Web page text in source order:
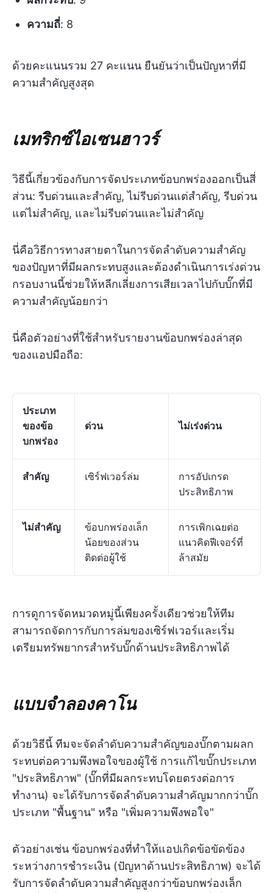
ความถี่: 8
ด้วยคะแนนรวม 27 คะแนน ยืนยันว่าเป็นปัญหาที่มี
ความสำคัญสูงสุด
เมทริกซ์ไอเซนฮาวร์
วิธีนี้เกี่ยวข้องกับการจัดประเภทข้อบกพร่องออกเป็นสี่
ส่วน: รีบด่วนและสำคัญ, ไม่รีบด่วนแต่สำคัญ, รีบด่วน
แต่ไม่สำคัญ, และไม่รีบด่วนและไม่สำคัญ
นี่คือวิธีการทางสายตาในการจัดลำดับความสำคัญ
ของปัญหาที่มีผลกระทบสูงและต้องดำเนินการเร่งด่วน
กรอบงานนี้ช่วยให้หลีกเลี่ยงการเสียเวลาไปกับบั๊กที่มี
ความสำคัญน้อยกว่า
นี่คือตัวอย่างที่ใช้สำหรับรายงานข้อบกพร่องล่าสุด
ของแอปมือถือ:
ประเภท
ของข้อ
บกพร่อง
ด่วน ไม่เร่งด่วน
สำคัญ เซิร์ฟเวอร์ล่ม
การอัปเกรด
ประสิทธิภาพ
ไม่สำคัญ
ข้อบกพร่องเล็ก
น้อยของส่วน
ติดต่อผู้ใช้
การเพิกเฉยต่อ
แนวคิดฟีเจอร์ที่
ล้าสมัย
การดูการจัดหมวดหมู่นี้เพียงครั้งเดียวช่วยให้ทีม
สามารถจัดการกับการล่มของเซิร์ฟเวอร์และเริ่ม
เตรียมทรัพยากรสำหรับบั๊กด้านประสิทธิภาพได้
แบบจำลองคาโน
ด้วยวิธีนี้ ทีมจะจัดลำดับความสำคัญของบั๊กตามผลก
ระทบต่อความพึงพอใจของผู้ใช้ การแก้ไขบั๊กประเภท
"ประสิทธิภาพ" (บั๊กที่มีผลกระทบโดยตรงต่อการ
ทำงาน) จะได้รับการจัดลำดับความสำคัญมากกว่าบั๊ก
ประเภท "พื้นฐาน" หรือ "เพิ่มความพึงพอใจ"
ตัวอย่างเช่น ข้อบกพร่องที่ทำให้แอปเกิดข้อขัดข้อง
ระหว่างการชำระเงิน (ปัญหาด้านประสิทธิภาพ) จะได้
รับการจัดลำดับความสำคัญสูงกว่าข้อบกพร่องเล็ก